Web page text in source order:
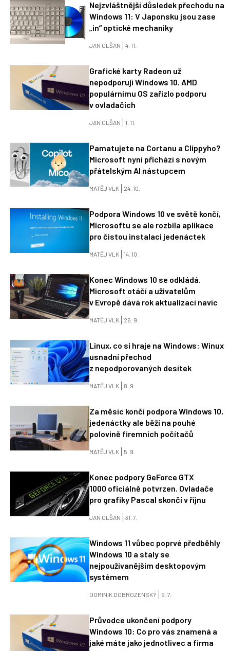
Nejzvláštnější důsledek přechodu na
Windows 11: V Japonsku jsou zase
„in“ optické mechaniky
JAN OLŠAN 4. 11.
Grafické karty Radeon už
nepodporují Windows 10. AMD
populárnímu OS zařízlo podporu
v ovladačích
JAN OLŠAN 1. 11.
Pamatujete na Cortanu a Clippyho?
Microsoft nyní přichází s novým
přátelským AI nástupcem
MATĚJ VLK 24. 10.
Podpora Windows 10 ve světě končí,
Microsoftu se ale rozbila aplikace
pro čistou instalaci jedenáctek
MATĚJ VLK 14. 10.
Konec Windows 10 se odkládá.
Microsoft otáčí a uživatelům
v Evropě dává rok aktualizací navíc
MATĚJ VLK 26. 9.
Linux, co si hraje na Windows: Winux
usnadní přechod
z nepodporovaných desítek
MATĚJ VLK 8. 9.
Za měsíc končí podpora Windows 10,
jedenáctky ale běží na pouhé
polovině firemních počítačů
MATĚJ VLK 5. 9.
Konec podpory GeForce GTX
1000 oficiálně potvrzen. Ovladače
pro grafiky Pascal skončí v říjnu
JAN OLŠAN 31. 7.
Windows 11 vůbec poprvé předběhly
Windows 10 a staly se
nejpoužívanějším desktopovým
systémem
DOMINIK DOBROZENSKÝ 9. 7.
Průvodce ukončení podpory
Windows 10: Co pro vás znamená a
jaké máte jako jednotlivec a firma